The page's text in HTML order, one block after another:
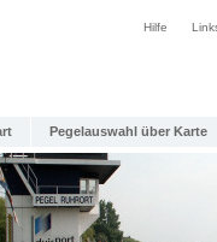
Hilfe
Pegelauswahl über Karte